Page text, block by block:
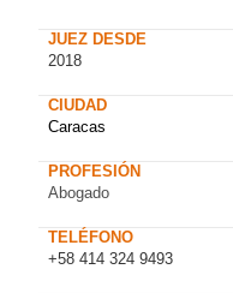
JUEZ DESDE
2018
CIUDAD
Caracas
PROFESIÓN
Abogado
TELÉFONO
+58 414 324 9493